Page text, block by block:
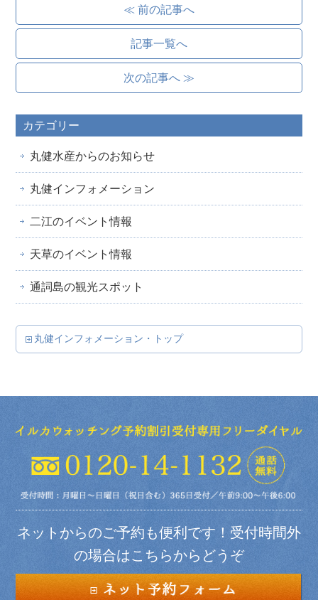
≪ 前の記事へ
記事一覧へ
次の記事へ ≫
カテゴリー
丸健水産からのお知らせ
丸健インフォメーション
二江のイベント情報
天草のイベント情報
通詞島の観光スポット
丸健インフォメーション・トップ
ネットからのご予約も便利です！受付時間外
の場合はこちらからどうぞ